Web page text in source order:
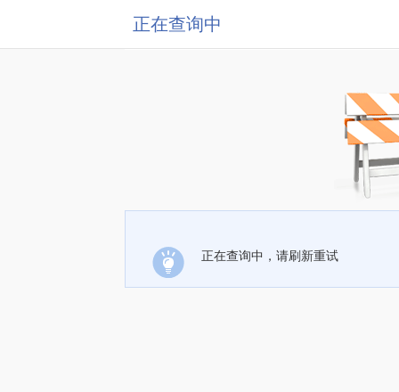
正在查询中
正在查询中，请刷新重试